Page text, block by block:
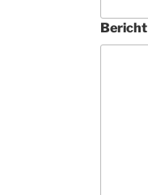
Bericht